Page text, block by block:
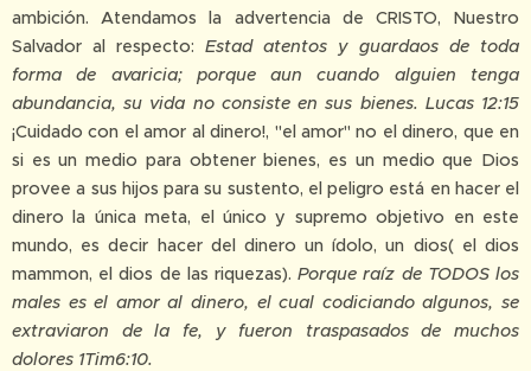
ambición. Atendamos la advertencia de CRISTO, Nuestro
Salvador al respecto: Estad atentos y guardaos de toda
forma de avaricia; porque aun cuando alguien tenga
abundancia, su vida no consiste en sus bienes. Lucas 12:15
¡Cuidado con el amor al dinero!, "el amor" no el dinero, que en
si es un medio para obtener bienes, es un medio que Dios
provee a sus hijos para su sustento, el peligro está en hacer el
dinero la única meta, el único y supremo objetivo en este
mundo, es decir hacer del dinero un ídolo, un dios( el dios
mammon, el dios de las riquezas).Porque raíz de TODOS los
males es el amor al dinero, el cual codiciando algunos, se
extraviaron de la fe, y fueron traspasados de muchos
dolores 1Tim6:10.